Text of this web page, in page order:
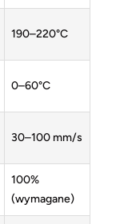
190–220°C
0–60°C
30–100 mm/s
100%
(wymagane)